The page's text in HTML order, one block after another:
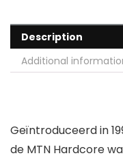
Description
Additional
Geïntroduceerd in
de MTN Hardcore